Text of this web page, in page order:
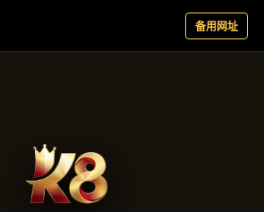
聚焦企业
首页 聚焦企业